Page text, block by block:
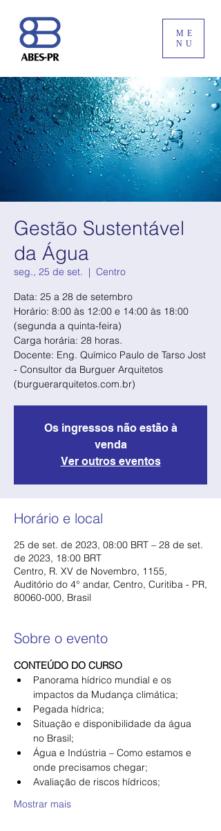
ME
NU
Gestão Sustentável
da Água
seg., 25 de set.
  |
Centro
Data: 25 a 28 de setembro
Horário: 8:00 às 12:00 e 14:00 às 18:00
(segunda a quinta-feira)
Carga horária: 28 horas.
Docente: Eng. Químico Paulo de Tarso Jost
- Consultor da Burguer Arquitetos
(burguerarquitetos.com.br)
Os ingressos não estão à
venda
Ver outros eventos
Horário e local
25 de set. de 2023, 08:00 BRT – 28 de set.
de 2023, 18:00 BRT
Centro, R. XV de Novembro, 1155,
Auditório do 4° andar, Centro, Curitiba - PR,
80060-000, Brasil
Sobre o evento
CONTEÚDO DO CURSO
Panorama hídrico mundial e os
impactos da Mudança climática;
Pegada hídrica;
Situação e disponibilidade da água
no Brasil;
Água e Indústria – Como estamos e
onde precisamos chegar;
Avaliação de riscos hídricos;
Mostrar mais